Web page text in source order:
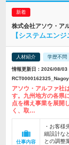
株式会社アソウ・ア
【システムエン
人材紹介 学歴不問
情報更新日：2026/08/
アソウ・アルファ社
す。九州地方の各県
点を構え事業を展開
く、取…
仕事内容
・お客様
細設計な
との調整